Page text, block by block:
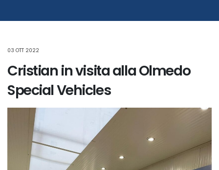
03 OTT 2022
Cristian in visita alla Olmedo
Special Vehicles